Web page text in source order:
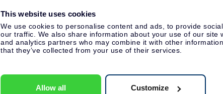
This website uses cookies
We use cookies to personalise content and ads, to provide
our traffic. We also share information about your use of our site
and analytics partners who may combine it with other
that they’ve collected from your use of their services.
Allow all Customize
KVK: 60333553, VAT: NL 8538.62.722B01